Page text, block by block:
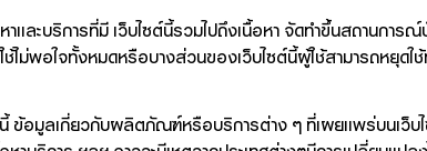
และบริการที่มี เว็บไซต์นี้รวมไปถึงเนื้อหา จัดทำขึ้นสถานการณ์
ไม่พอใจทั้งหมดหรือบางส่วนของเว็บไซต์นี้ผู้ใช้สามารถหยุดใ
นี้ ข้อมูลเกี่ยวกับผลิตภัณฑ์หรือบริการต่าง ๆ ที่เผยแพร่บนเว็บ